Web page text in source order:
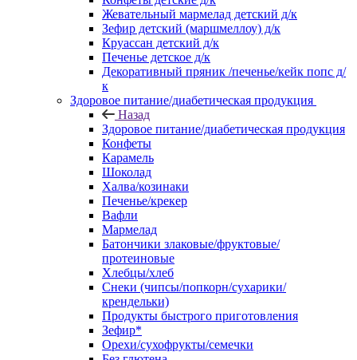
Жевательный мармелад детский д/к
Зефир детский (маршмеллоу) д/к
Круассан детский д/к
Печенье детское д/к
Декоративный пряник /печенье/кейк попс д/
к
Здоровое питание/диабетическая продукция
Назад
Здоровое питание/диабетическая продукция
Конфеты
Карамель
Шоколад
Халва/козинаки
Печенье/крекер
Вафли
Мармелад
Батончики злаковые/фруктовые/
протеиновые
Хлебцы/хлеб
Снеки (чипсы/попкорн/сухарики/
крендельки)
Продукты быстрого приготовления
Зефир*
Орехи/сухофрукты/семечки